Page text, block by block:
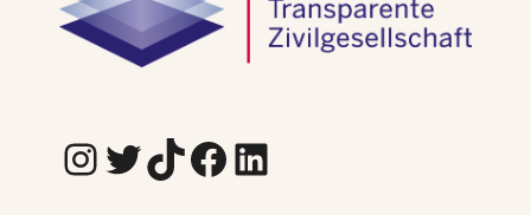
InstagramTwitter TikTok Facebook LinkedIn